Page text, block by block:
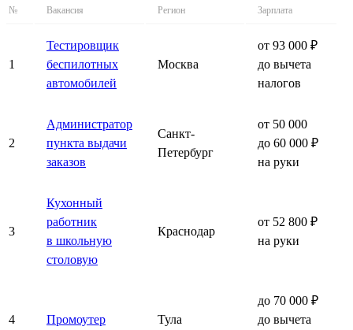
№ Вакансия Регион Зарплата
1
Тестировщик
беспилотных
автомобилей
Москва
от 93 000 ₽
до вычета
налогов
2
Администратор
пункта выдачи
заказов
Санкт-
Петербург
от 50 000
до 60 000 ₽
на руки
3
Кухонный
работник
в школьную
столовую
Краснодар
от 52 800 ₽
на руки
4 Промоутер Тула
до 70 000 ₽
до вычета